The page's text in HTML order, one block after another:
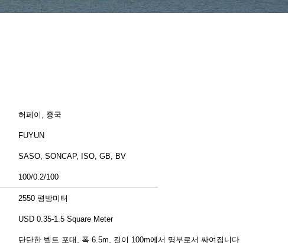
허페이, 중국
FUYUN
SASO, SONCAP, ISO, GB, BV
100/0.2/100
2550 평방미터
USD 0.35-1.5 Square Meter
단단한 벨트 포대, 폭 6.5m, 길이 100m에서 명부로서 싸여집니다